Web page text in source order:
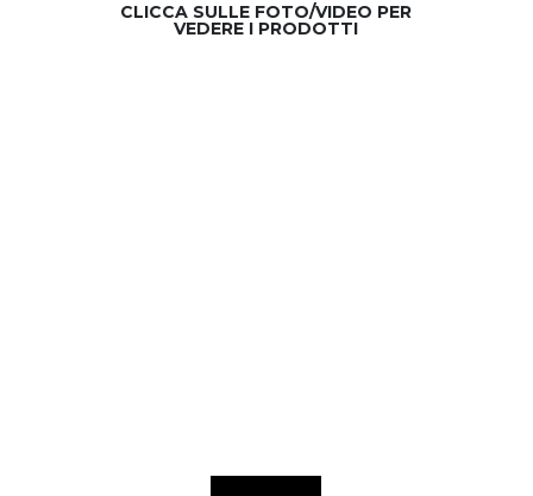
CLICCA SULLE FOTO/VIDEO PER
VEDERE I PRODOTTI